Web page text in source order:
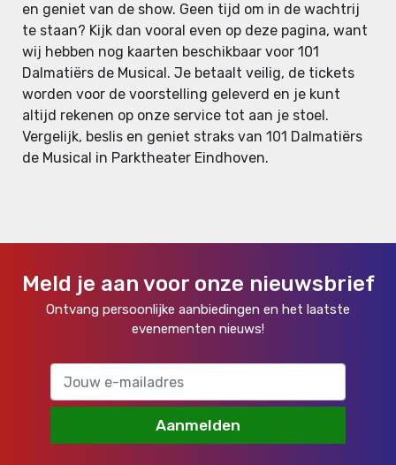
en geniet van de show. Geen tijd om in de wachtrij
te staan? Kijk dan vooral even op deze pagina, want
wij hebben nog kaarten beschikbaar voor 101
Dalmatiërs de Musical. Je betaalt veilig, de tickets
worden voor de voorstelling geleverd en je kunt
altijd rekenen op onze service tot aan je stoel.
Vergelijk, beslis en geniet straks van 101 Dalmatiërs
de Musical in Parktheater Eindhoven.
Meld je aan voor onze nieuwsbrief
Ontvang persoonlijke aanbiedingen en het laatste
evenementen nieuws!
Aanmelden